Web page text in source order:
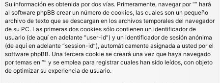
Su información es obtenida por dos vías. Primeramente, navegar por “” hará
al software phpBB crear un número de cookies, las cuales son un pequeño
archivo de texto que se descargan en los archivos temporales del navegador
de su PC. Las primeras dos cookies sólo contienen un identificador de
usuario (de aquí en adelante “user-id”) y un identificador de sesión anónima
(de aquí en adelante “session-id”), automáticamente asignada a usted por el
software phpBB. Una tercera cookie se creará una vez que haya navegado
por temas en “” y se emplea para registrar cuales han sido leídos, con objeto
de optimizar su experiencia de usuario.